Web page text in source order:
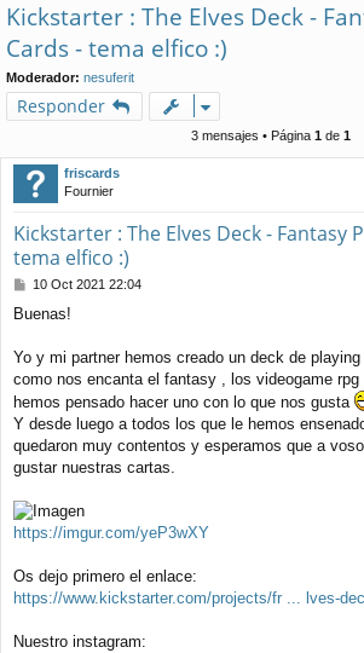
Kickstarter : The Elves Deck -
Cards - tema elfico :)
Moderador: nesuferit
Responder
3 mensajes • Página 1 de 1
friscards
Fournier
Kickstarter : The Elves Deck - Fantasy
tema elfico :)
M
n
a
j
10 Oct 2021 22:04
Buenas!
Yo y mi partner hemos creado un deck de
como nos encanta el fantasy , los videogame
hemos pensado hacer uno con lo que nos gusta
Y desde luego a todos los que le hemos
quedaron muy contentos y esperamos que a
gustar nuestras cartas.
https://imgur.com/yeP3wXY
Os dejo primero el enlace:
https://www.kickstarter.com/projects/fr ... lves-
Nuestro instagram: